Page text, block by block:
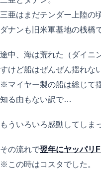
三亜はまだテンダー上陸の頃
ダナンも旧米軍基地の桟橋
途中、海は荒れた（ダイニ
すけど船はぜんぜん揺れな
※マイヤー製の船は総じて
知る由もない訳で…
もういろいろ感動してしま
その流れで翌年にヤッパリ
※この時はコスタでした。